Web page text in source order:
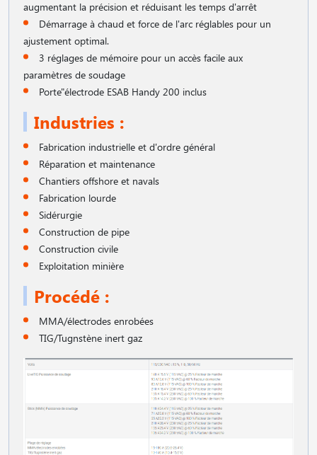
augmentant la précision et réduisant les temps d'arrêt
Démarrage à chaud et force de l'arc réglables pour un
ajustement optimal.
3 réglages de mémoire pour un accès facile aux
paramètres de soudage
Porte"électrode ESAB Handy 200 inclus
Industries :
Fabrication industrielle et d'ordre général
Réparation et maintenance
Chantiers offshore et navals
Fabrication lourde
Sidérurgie
Construction de pipe
Construction civile
Exploitation minière
Procédé :
MMA/électrodes enrobées
TIG/Tugnstène inert gaz